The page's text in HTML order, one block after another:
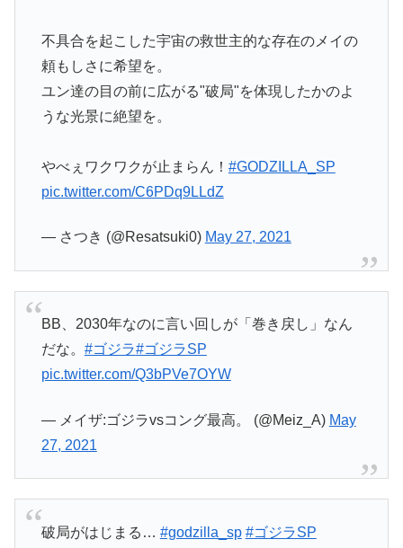
不具合を起こした宇宙の救世主的な存在のメイの
頼もしさに希望を。
ユン達の目の前に広がる"破局"を体現したかのよ
うな光景に絶望を。
やべぇワクワクが止まらん！ #GODZILLA_SP
pic.twitter.com/C6PDq9LLdZ
— さつき (@Resatsuki0) May 27, 2021
BB、2030年なのに言い回しが「巻き戻し」なん
だな。 #ゴジラ#ゴジラSP
pic.twitter.com/Q3bPVe7OYW
— メイザ:ゴジラvsコング最高。 (@Meiz_A) May
27, 2021
破局がはじまる… #godzilla_sp #ゴジラSP